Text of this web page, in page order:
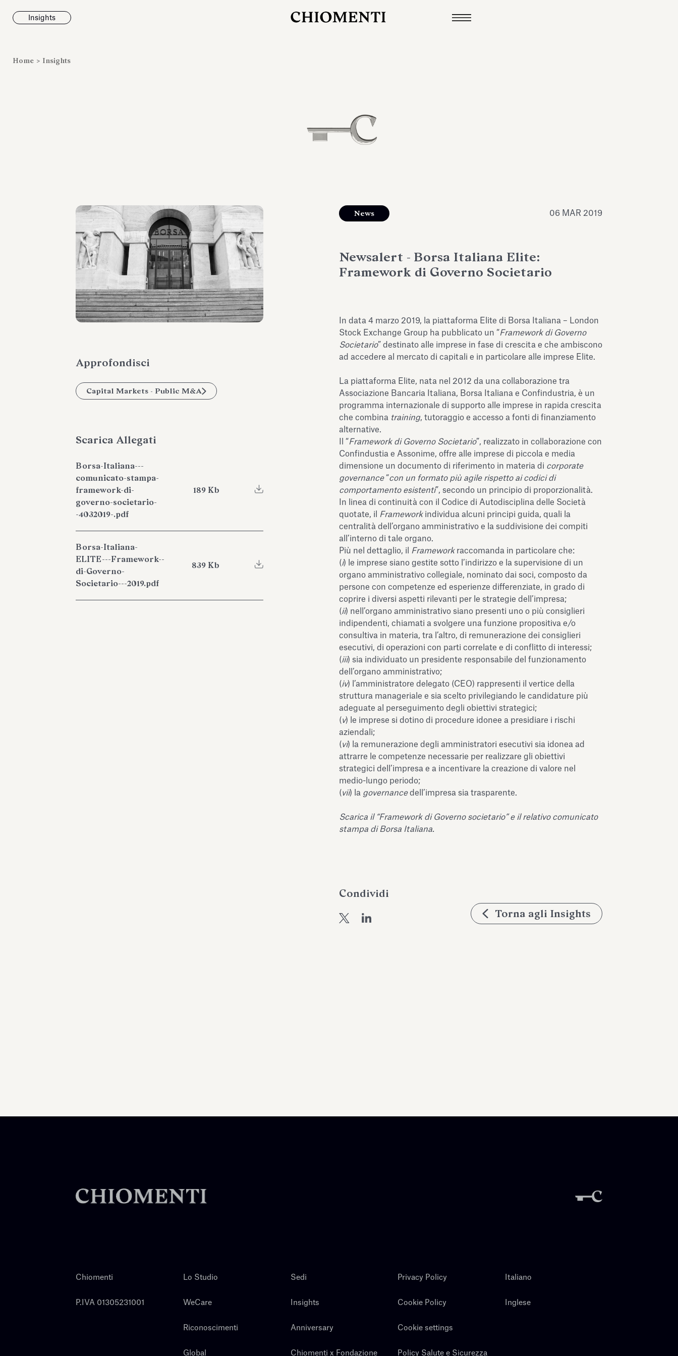
Insights
Leggi tutto
Home > Insights
Approfondisci
Capital Markets - Public M&A
Scarica Allegati
Borsa-Italiana---
comunicato-stampa-
framework-di-
governo-societario-
-4032019-.pdf
189 Kb
Borsa-Italiana-
ELITE---Framework--
di-Governo-
Societario---2019.pdf
839 Kb
News 06 MAR 2019
Newsalert - Borsa Italiana Elite:
Framework di Governo Societario
In data 4 marzo 2019, la piattaforma Elite di Borsa Italiana – London
Stock Exchange Group ha pubblicato un “Framework di Governo
Societario” destinato alle imprese in fase di crescita e che ambiscono
ad accedere al mercato di capitali e in particolare alle imprese Elite.
La piattaforma Elite, nata nel 2012 da una collaborazione tra
Associazione Bancaria Italiana, Borsa Italiana e Confindustria, è un
programma internazionale di supporto alle imprese in rapida crescita
che combina training, tutoraggio e accesso a fonti di finanziamento
alternative.
Il “Framework di Governo Societario”, realizzato in collaborazione con
Confindustia e Assonime, offre alle imprese di piccola e media
dimensione un documento di riferimento in materia di corporate
governance“con un formato più agile rispetto ai codici di
comportamento esistenti”, secondo un principio di proporzionalità.
In linea di continuità con il Codice di Autodisciplina delle Società
quotate, il
Frameworkindividua alcuni principi guida, quali la
centralità dell’organo amministrativo e la suddivisione dei compiti
all’interno di tale organo.
Più nel dettaglio, il
Frameworkraccomanda in particolare che:
(i) le imprese siano gestite sotto l’indirizzo e la supervisione di un
organo amministrativo collegiale, nominato dai soci, composto da
persone con competenze ed esperienze differenziate, in grado di
coprire i diversi aspetti rilevanti per le strategie dell’impresa;
(ii) nell’organo amministrativo siano presenti uno o più consiglieri
indipendenti, chiamati a svolgere una funzione propositiva e/o
consultiva in materia, tra l’altro, di remunerazione dei consiglieri
esecutivi, di operazioni con parti correlate e di conflitto di interessi;
(iii) sia individuato un presidente responsabile del funzionamento
dell’organo amministrativo;
(iv) l’amministratore delegato (CEO) rappresenti il vertice della
struttura manageriale e sia scelto privilegiando le candidature più
adeguate al perseguimento degli obiettivi strategici;
(v) le imprese si dotino di procedure idonee a presidiare i rischi
aziendali;
(vi) la remunerazione degli amministratori esecutivi sia idonea ad
attrarre le competenze necessarie per realizzare gli obiettivi
strategici dell’impresa e a incentivare la creazione di valore nel
medio-lungo periodo;
(vii) la governancedell’impresa sia trasparente.
Scarica il “Framework di Governo societario” e il relativo comunicato
stampa di Borsa Italiana.
Condividi
Torna agli Insights
Chiomenti
P.IVA 01305231001
Lo Studio
WeCare
Riconoscimenti
Global
Sedi
Insights
Anniversary
Chiomenti x Fondazione
Privacy Policy
Cookie Policy
Cookie settings
Policy Salute e Sicurezza
Italiano
Inglese